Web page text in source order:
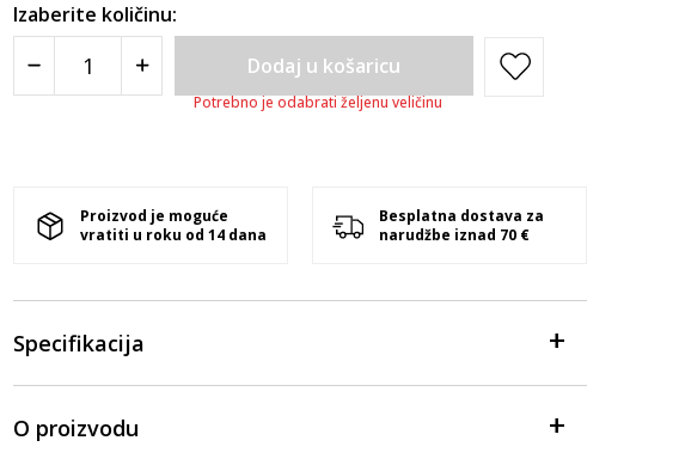
Izaberite količinu:
Dodaj u košaricu
Potrebno je odabrati željenu veličinu
Proizvod je moguće
vratiti u roku od 14 dana
Besplatna dostava za
narudžbe iznad 70 €
Specifikacija
O proizvodu